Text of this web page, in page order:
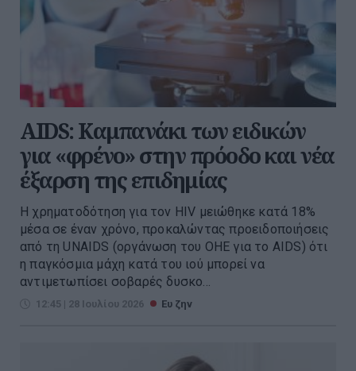
AIDS: Καμπανάκι των ειδικών
για «φρένο» στην πρόοδο και νέα
έξαρση της επιδημίας
Η χρηματοδότηση για τον HIV μειώθηκε κατά 18%
μέσα σε έναν χρόνο, προκαλώντας προειδοποιήσεις
από τη UNAIDS (οργάνωση του ΟΗΕ για το AIDS) ότι
η παγκόσμια μάχη κατά του ιού μπορεί να
αντιμετωπίσει σοβαρές δυσκο...
12:45 | 28 Ιουλίου 2026 Ευ ζην